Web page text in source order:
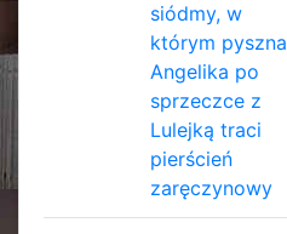
siódmy, w
którym pyszna
Angelika po
sprzeczce z
Lulejką traci
pierścień
zaręczynowy